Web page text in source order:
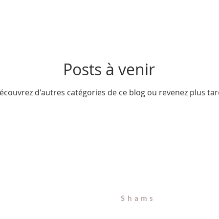
Posts à venir
d'autres catégories de ce blog ou revenez plus
Shams